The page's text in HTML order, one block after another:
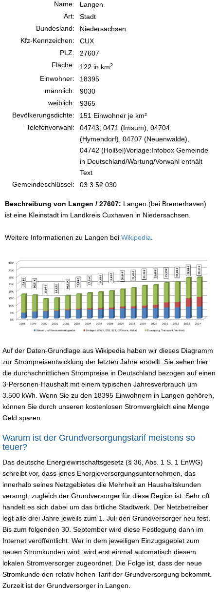
Name:
Langen
Art:
Stadt
Bundesland:
Niedersachsen
Kfz-Kennzeichen:
CUX
PLZ:
27607
Fläche:
122 in km2
Einwohner:
18395
männlich:
9030
weiblich:
9365
Bevölkerungsdichte:
151 Einwohner je km²
Telefonvorwahl:
04743, 0471 (Imsum), 04704
(Hymendorf), 04707 (Neuenwalde),
04742 (Holßel)Vorlage:Infobox Gemeinde
in Deutschland/Wartung/Vorwahl enthält
Text
Gemeindeschlüssel:
03 3 52 030
Beschreibung von Langen / 27607: Langen (bei Bremerhaven)
ist eine Kleinstadt im Landkreis Cuxhaven in Niedersachsen.
Weitere Informationen zu Langen bei Wikipedia
Auf der Daten-Grundlage aus Wikipedia haben wir dieses Diagramm
zur Strompreisentwicklung der letzten Jahre erstellt. Sie sehen hier
die durchschnittlichen Strompreise in Deutschland bezogen auf einen
3-Personen-Haushalt mit einem typischen Jahresverbrauch um
3.500 kWh. Wenn Sie zu den 18395 Einwohnern in Langen gehören,
können Sie durch unseren kostenlosen Stromvergleich eine Menge
Geld sparen.
Warum ist der Grundversorgungstarif meistens so
teuer?
Das deutsche Energiewirtschaftsgesetz (§ 36, Abs. 1 S. 1 EnWG)
schreibt vor, dass jenes Energieversorgungsunternehmen, das
innerhalb seines Netzgebietes die Mehrheit an Haushaltskunden
versorgt, zugleich der Grundversorger für diese Region ist. Sehr oft
handelt es sich dabei um das örtliche Stadtwerk. Der Netzbetreiber
legt alle drei Jahre jeweils zum 1. Juli den Grundversorger neu fest.
Bis zum folgenden 30. September wird diese Festlegung dann im
Internet veröffentlicht. Wer in dem jeweiligen Einzugsgebiet zum
neuen Stromkunden wird, wird erst einmal automatisch diesem
lokalen Stromversorger zugeordnet. Die Folge ist, dass der neue
Stromkunde den relativ hohen Tarif der Grundversorgung bekommt.
Zurzeit ist der Grundversorger in Langen.